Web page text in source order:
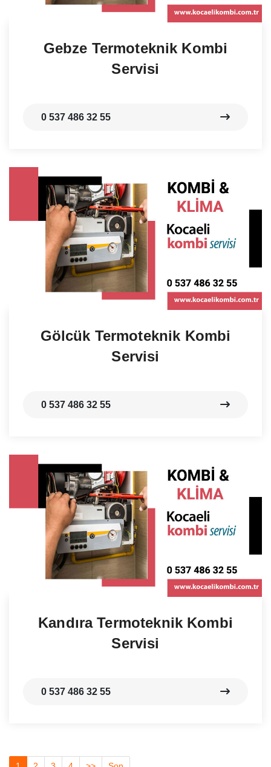
Gebze Termoteknik Kombi
Servisi
0 537 486 32 55
Gölcük Termoteknik Kombi
Servisi
0 537 486 32 55
Kandıra Termoteknik Kombi
Servisi
0 537 486 32 55